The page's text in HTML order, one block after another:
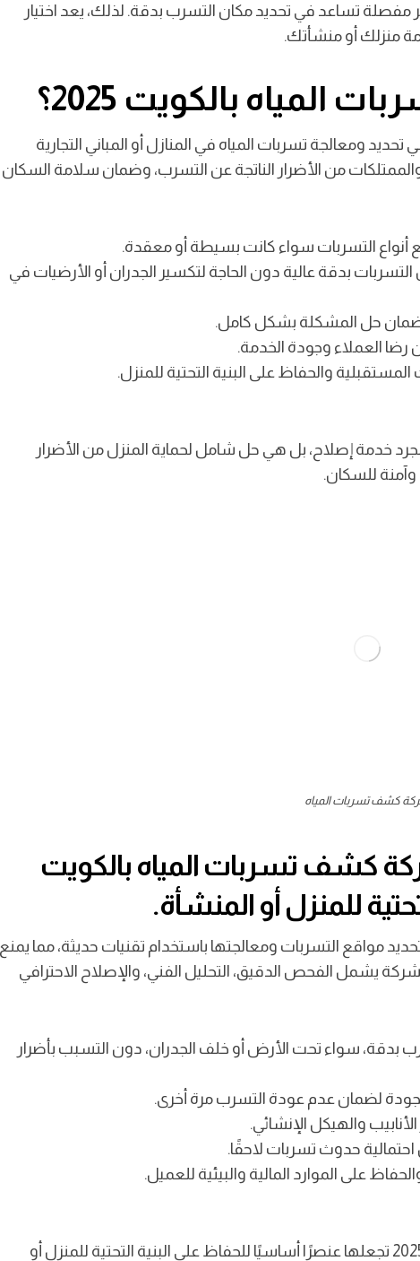
مفصلة تساعد في تحديد مكان التسرب بدقة. لذلك، يعد اختيار
منزلك أو منشأتك.
بالكويت 2025؟
تسربات المياه في المنازل أو المباني التجارية
من الأضرار الناتجة عن التسرب، وضمان سلامة السكان
أنواع التسربات سواء كانت بسيطة أو معقدة.
بدقة عالية دون الحاجة لتكسير الجدران أو الأرضيات في
حل المشكلة بشكل كامل.
رضا العملاء وجودة الخدمة.
والحفاظ على البنية التحتية للمنزل.
المياه بالكويت 2025 ليست مجرد خدمة إصلاح، بل هي حل شامل لحماية المنزل من الأضرار
للسكان.
كشف تسربات المياه
كشف تسربات المياه بالكويت
المياه بالكويت 2025 تختص بتحديد مواقع التسربات ومعالجتها باستخدام تقنيات حديثة، مما يمنع
يشمل الفحص الدقيق، التحليل الفني، والإصلاح الاحترافي
بدقة، سواء تحت الأرض أو خلف الجدران، دون التسبب بأضرار
لضمان عدم عودة التسرب مرة أخرى.
والهيكل الإنشائي.
حدوث تسربات لاحقًا.
على الموارد المالية والبيئية للعميل.
طبيعة عمل شركة كشف تسربات المياه بالكويت 2025 تجعلها عنصرًا أساسيًا للحفاظ على البنية التحتية للمنزل أو